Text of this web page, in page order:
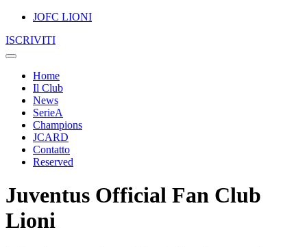
JOFC LIONI
ISCRIVITI
Home
Il Club
News
SerieA
Champions
JCARD
Contatto
Reserved
Juventus Official Fan Club
Lioni